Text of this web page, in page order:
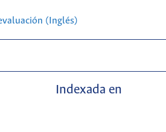
(Inglés)
Indexada en